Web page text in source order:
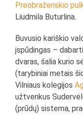
Preobraženskio
Liudmila Buturlina.
Buvusio kariškio
įspūdingas –
dvaras, šalia kurio
(tarybiniai metais
Vilniaus kolegijos
užtvenkus
(prūdų) sistema,